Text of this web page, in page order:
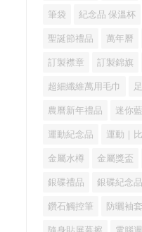
筆袋 紀念品 保溫杯
聖誕節禮品 萬年曆
訂製襟章 訂製錦旗
超細纖維萬用毛巾
農曆新年禮品 迷你
運動紀念品 運動｜
金屬水樽 金屬獎盃
銀碟禮品 銀碟紀念品
鑽石觸控筆 防曬袖套